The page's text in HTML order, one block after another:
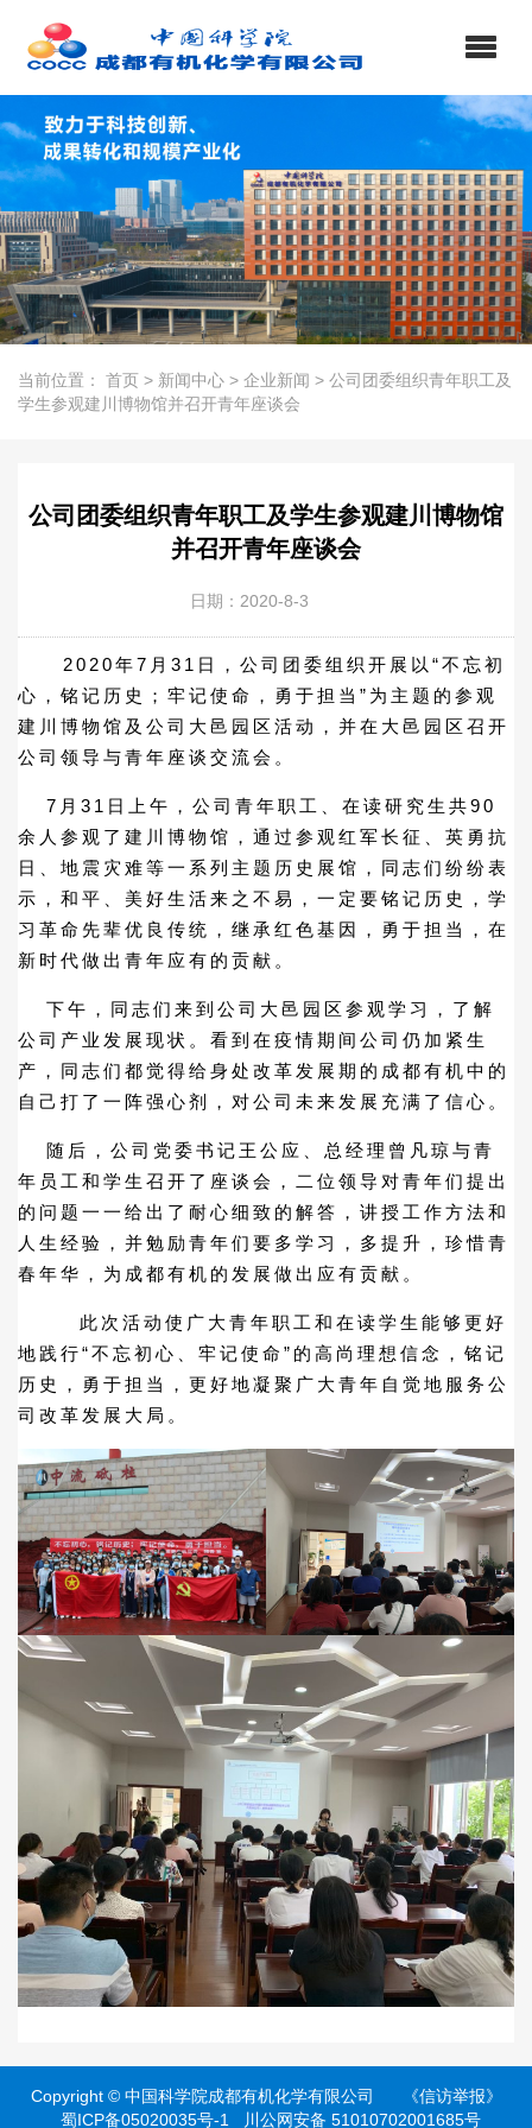
当前位置： 首页 > 新闻中心 > 企业新闻 > 公司团委组织青年职工及
学生参观建川博物馆并召开青年座谈会
公司团委组织青年职工及学生参观建川博物馆
并召开青年座谈会
日期：2020-8-3
2020年7月31日，公司团委组织开展以“不忘初
心，铭记历史；牢记使命，勇于担当”为主题的参观
建川博物馆及公司大邑园区活动，并在大邑园区召开
公司领导与青年座谈交流会。
7月31日上午，公司青年职工、在读研究生共90
余人参观了建川博物馆，通过参观红军长征、英勇抗
日、地震灾难等一系列主题历史展馆，同志们纷纷表
示，和平、美好生活来之不易，一定要铭记历史，学
习革命先辈优良传统，继承红色基因，勇于担当，在
新时代做出青年应有的贡献。
下午，同志们来到公司大邑园区参观学习，了解
公司产业发展现状。看到在疫情期间公司仍加紧生
产，同志们都觉得给身处改革发展期的成都有机中的
自己打了一阵强心剂，对公司未来发展充满了信心。
随后，公司党委书记王公应、总经理曾凡琼与青
年员工和学生召开了座谈会，二位领导对青年们提出
的问题一一给出了耐心细致的解答，讲授工作方法和
人生经验，并勉励青年们要多学习，多提升，珍惜青
春年华，为成都有机的发展做出应有贡献。
此次活动使广大青年职工和在读学生能够更好
地践行“不忘初心、牢记使命”的高尚理想信念，铭记
历史，勇于担当，更好地凝聚广大青年自觉地服务公
司改革发展大局。
Copyright © 中国科学院成都有机化学有限公司
《信访举报》
蜀ICP备05020035号-1
川公网安备 51010702001685号